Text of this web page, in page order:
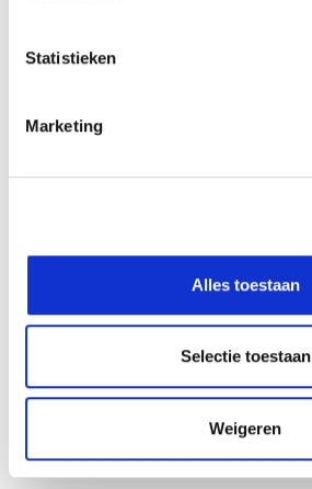
Statistieken
Marketing
Alles toestaan
Selectie toestaan
Weigeren
Bekijk gegevens
Beschikbaar in deze winkels
Louvain-la-Neuve
Saint-Georges